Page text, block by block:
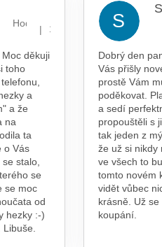
Hodnocení obchodu je 5 z 5
| 13.7.2026
děkuji
toho
a
a že
na
ta
o Vás
stalo,
se
se moc
od
hezky :-)
S
Dobrý den
Vás přišly
prostě Vám
poděkovat.
a sedí
propouštěli s
tak jeden z
že už si nikdy
ve všech to
tomto novém
vidět vůbec
krásně. Už
koupání.